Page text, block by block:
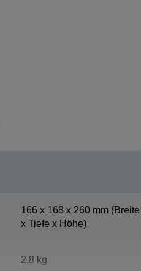
166‎ x 168 x 260 mm (Breite
x Tiefe x Höhe)
2,8 kg